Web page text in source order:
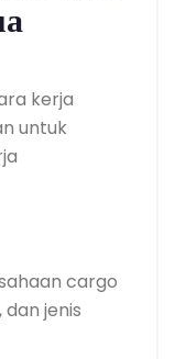
kerja
untuk
cargo
jenis